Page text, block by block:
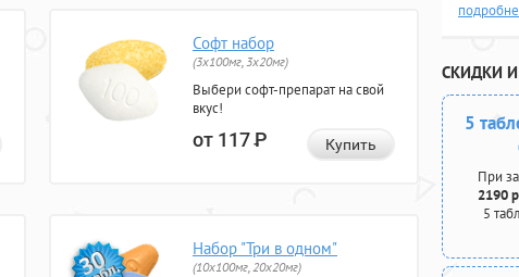
Софт набор
(3x100мг, 3x20мг)
Выбери софт-препарат на свой
вкус!
от 117Р Купить
Набор "Три в одном"
(10x100мг, 20x20мг)
СКИДКИ
5
При
2190
5